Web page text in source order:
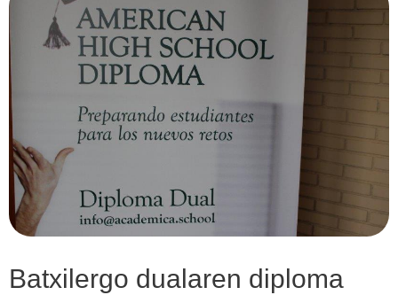
Batxilergo dualaren diploma